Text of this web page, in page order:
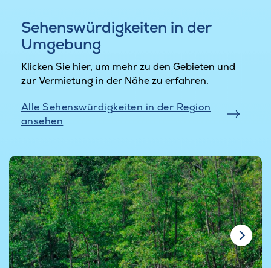
Sehenswürdigkeiten in der
Umgebung
Klicken Sie hier, um mehr zu den Gebieten und
zur Vermietung in der Nähe zu erfahren.
Alle Sehenswürdigkeiten in der Region
ansehen